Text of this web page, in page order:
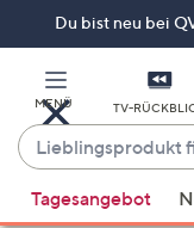
Du bist neu bei
MENÜ TV-
Lieblingsprodukt
finden
Vorschläge
Tagesangebot